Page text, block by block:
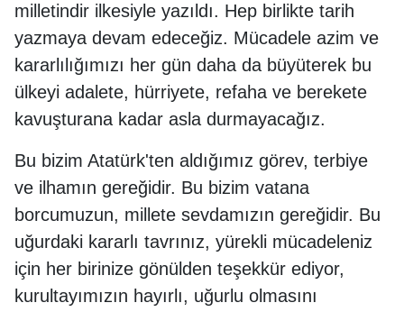
milletindir ilkesiyle yazıldı. Hep birlikte tarih
yazmaya devam edeceğiz. Mücadele azim ve
kararlılığımızı her gün daha da büyüterek bu
ülkeyi adalete, hürriyete, refaha ve berekete
kavuşturana kadar asla durmayacağız.
Bu bizim Atatürk'ten aldığımız görev, terbiye
ve ilhamın gereğidir. Bu bizim vatana
borcumuzun, millete sevdamızın gereğidir. Bu
uğurdaki kararlı tavrınız, yürekli mücadeleniz
için her birinize gönülden teşekkür ediyor,
kurultayımızın hayırlı, uğurlu olmasını